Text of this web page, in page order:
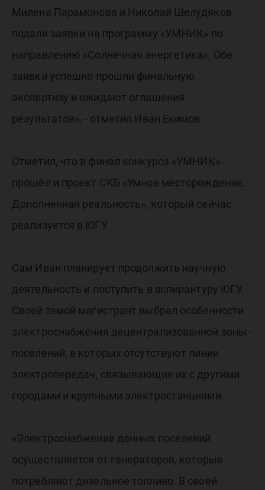
Милена Парамонова и Николай Шелудяков
подали заявки на программу «УМНИК» по
направлению «Солнечная энергетика». Обе
заявки успешно прошли финальную
экспертизу и ожидают оглашения
результатов», - отметил Иван Екимов.
Отметил, что в финал конкурса «УМНИК»
прошёл и проект СКБ «Умное месторождение.
Дополненная реальность», который сейчас
реализуется в ЮГУ.
Сам Иван планирует продолжить научную
деятельность и поступить в аспирантуру ЮГУ.
Своей темой магистрант выбрал особенности
электроснабжения децентрализованной зоны -
поселений, в которых отсутствуют линии
электропередач, связывающие их с другими
городами и крупными электростанциями.
«Электроснабжение данных поселений
осуществляется от генераторов, которые
потребляют дизельное топливо. В своей